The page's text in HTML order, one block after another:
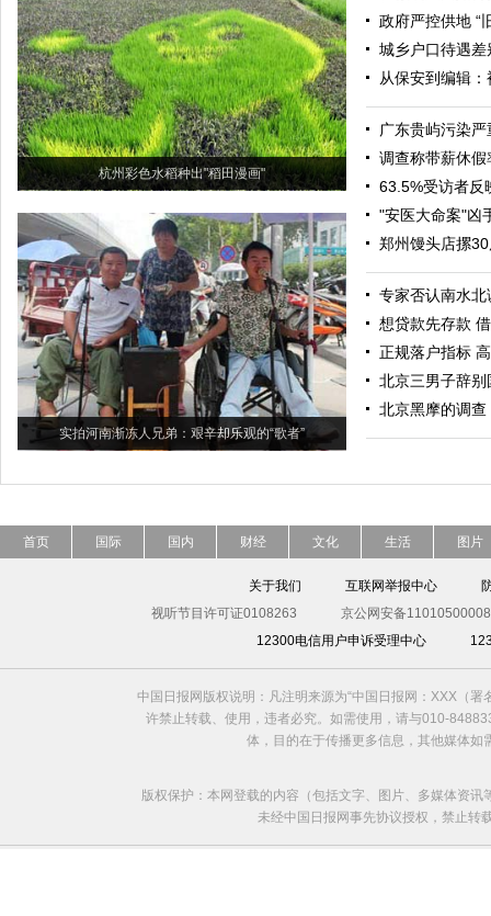
杭州彩色水稻种出"稻田漫画"
实拍河南渐冻人兄弟：艰辛却乐观的“歌者”
政府严控供地 “
城乡户口待遇
从保安到编辑
广东贵屿污染
调查称带薪休
63.5%受访者反
"安医大命案"凶
郑州馒头店摞
专家否认南水
想贷款先存款
正规落户指标
北京三男子辞别
北京黑摩的调查
首页 国际 国内 财经 文化 生活 图片
关于我们 互联网举报中心
视听节目许可证0108263
京公网安备
12300电信用户申诉受理中心
中国日报网版权说明：凡注明来源为“中国日报网：XXX（
许禁止转载、使用，违者必究。如需使用，请与010-
体，目的在于传播更多信息，其他媒体
版权保护：本网登载的内容（包括文字、图片、多媒体资
未经中国日报网事先协议授权，禁止转